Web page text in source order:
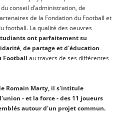
conseil d’administration, de
de la Fondation du Football et
football. La qualité des oeuvres
ont parfaitement su
de partage et d'éducation
Football au travers de ses différentes
Romain Marty, il s'intitule
- et la force - des 11 joueurs
autour d'un projet commun.